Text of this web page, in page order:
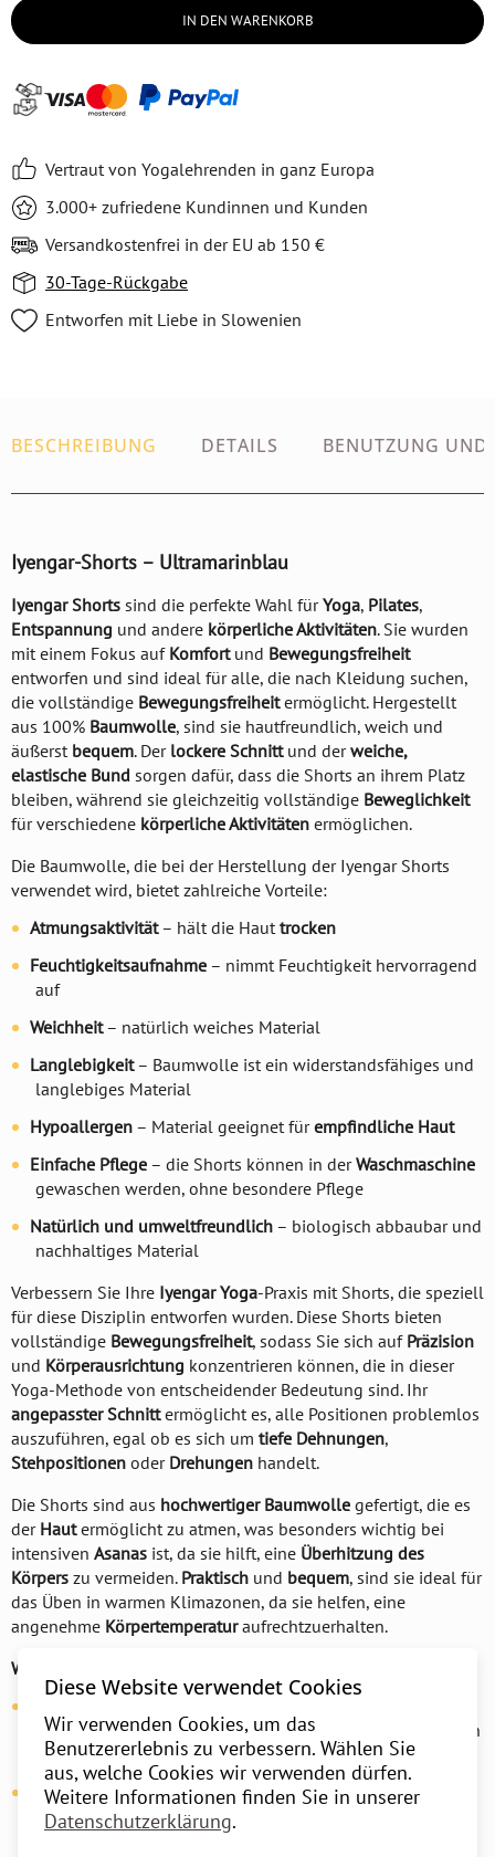
Diese Website verwendet Cookies
Wir verwenden Cookies, um das
Benutzererlebnis zu verbessern. Wählen Sie
aus, welche Cookies wir verwenden dürfen.
Weitere Informationen finden Sie in unserer
Datenschutzerklärung.
IN DEN WARENKORB
Vertraut von Yogalehrenden in ganz Europa
3.000+ zufriedene Kundinnen und Kunden
Versandkostenfrei in der EU ab 150 €
30-Tage-Rückgabe
Entworfen mit Liebe in Slowenien
BESCHREIBUNG DETAILS BENUTZUNG UND
Iyengar-Shorts – Ultramarinblau
Iyengar Shorts sind die perfekte Wahl fürYoga, Pilates,
Entspannung und andere körperliche Aktivitäten. Sie wurden
mit einem Fokus auf Komfortund Bewegungsfreiheit
entworfen und sind ideal für alle, die nach Kleidung suchen,
die vollständige Bewegungsfreiheitermöglicht. Hergestellt
aus 100% Baumwolle, sind sie hautfreundlich, weich und
äußerst bequem. Der lockere Schnittund derweiche,
elastische Bund sorgen dafür, dass die Shorts an ihrem Platz
bleiben, während sie gleichzeitig vollständige Beweglichkeit
für verschiedene körperliche Aktivitäten ermöglichen.
Die Baumwolle, die bei der Herstellung der Iyengar Shorts
verwendet wird, bietet zahlreiche Vorteile:
Atmungsaktivität– hält die Hauttrocken
Feuchtigkeitsaufnahme – nimmt Feuchtigkeit hervorragend
auf
Weichheit– natürlich weiches Material
Langlebigkeit– Baumwolle ist ein widerstandsfähiges und
langlebiges Material
Hypoallergen – Material geeignet fürempfindliche Haut
Einfache Pflege – die Shorts können in derWaschmaschine
gewaschen werden, ohne besondere Pflege
Natürlich und umweltfreundlich – biologisch abbaubar und
nachhaltiges Material
Verbessern Sie Ihre Iyengar Yoga-Praxis mit Shorts, die speziell
für diese Disziplin entworfen wurden. Diese Shorts bieten
vollständige Bewegungsfreiheit, sodass Sie sich auf Präzision
und Körperausrichtung konzentrieren können, die in dieser
Yoga-Methode von entscheidender Bedeutung sind. Ihr
angepasster Schnittermöglicht es, alle Positionen problemlos
auszuführen, egal ob es sich um tiefe Dehnungen,
Stehpositionen oder Drehungen handelt.
Die Shorts sind aus hochwertiger Baumwolle gefertigt, die es
der Hautermöglicht zu atmen, was besonders wichtig bei
intensiven Asanas ist, da sie hilft, eine Überhitzung des
Körpers zu vermeiden. Praktisch und bequem, sind sie ideal für
das Üben in warmen Klimazonen, da sie helfen, eine
angenehme Körpertemperaturaufrechtzuerhalten.
Warum sollten Sie unsere Iyengar Shorts wählen?
Bewegungsfreiheit , ohne Einschränkungen, sodass Sie sich
auf die Praxis konzentrieren können.
Atmungsaktivität der Haut: Der natürlicheBaumwollstoff
ermöglicht es Ihrer Haut zu atmen, was besonders wichtig